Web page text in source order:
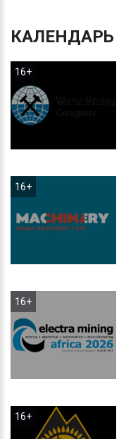
КАЛЕНДАРЬ
16+
16+
16+
16+